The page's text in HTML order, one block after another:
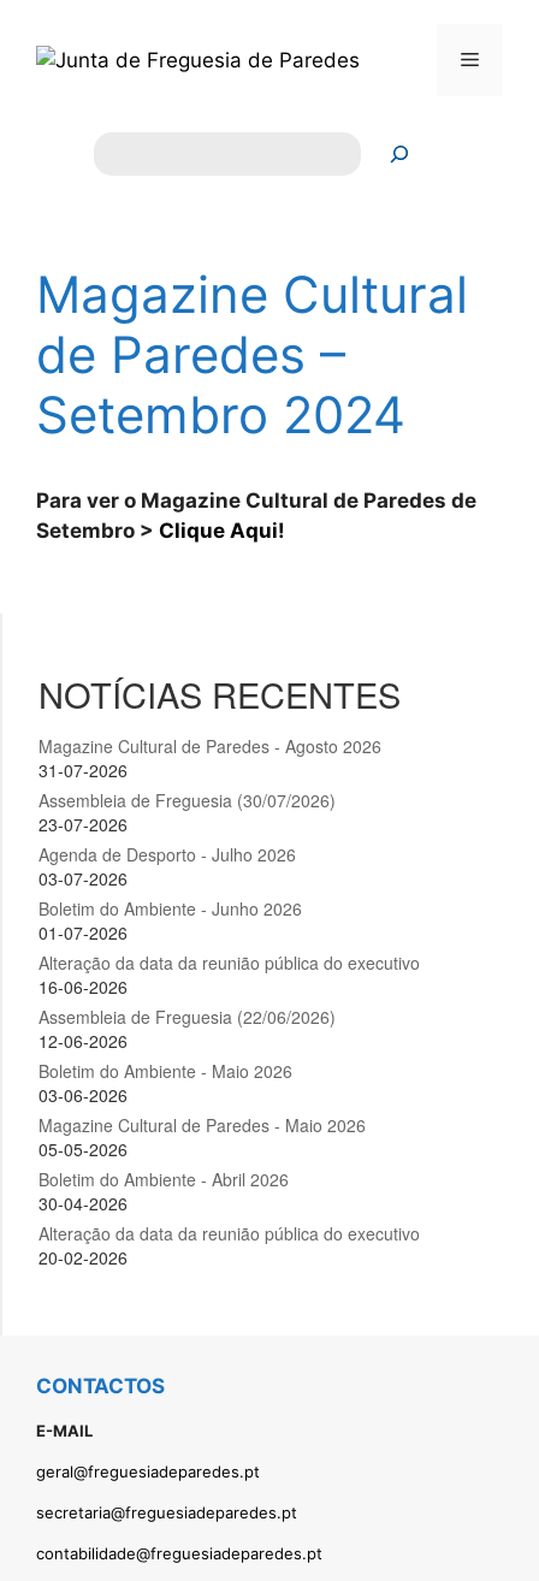
para
Menu
Magazine Cultural
de Paredes –
Setembro 2024
Para ver o Magazine Cultural de Paredes de
Setembro > Clique Aqui!
CONTACTOS
E-MAIL
geral@freguesiadeparedes.pt
secretaria@freguesiadeparedes.pt
contabilidade@freguesiadeparedes.pt